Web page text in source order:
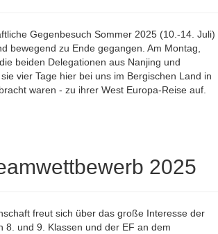
Gegenbesuch Sommer 2025 (10.-14. Juli)
bewegend zu Ende gegangen. Am Montag,
beiden Delegationen aus Nanjing und
vier Tage hier bei uns im Bergischen Land in
waren - zu ihrer West Europa-Reise auf.
2025
freut sich über das große Interesse der
8. und 9. Klassen und der EF an dem